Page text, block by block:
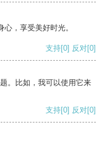
，享受美好时光。
支持[0] 反对[0]
。比如，我可以使用它来
支持[0] 反对[0]